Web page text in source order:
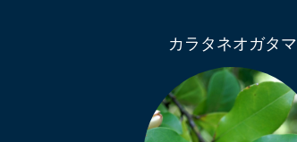
カラタネオガタマ